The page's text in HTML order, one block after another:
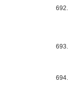
692.
693.
694.